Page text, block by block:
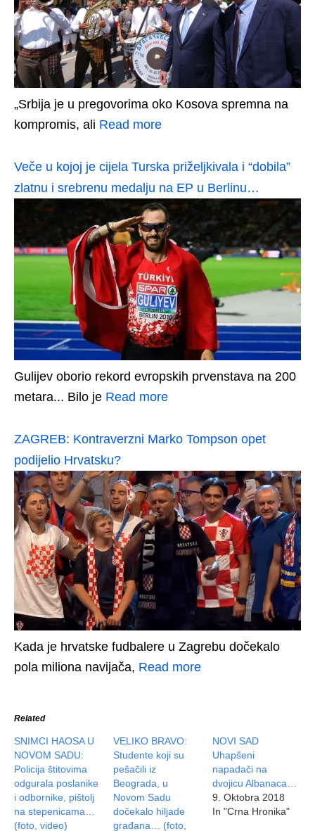
„Srbija je u pregovorima oko Kosova spremna na
kompromis, ali Read more
Veče u kojoj je cijela Turska priželjkivala i “dobila”
zlatnu i srebrenu medalju na EP u Berlinu…
Gulijev oborio rekord evropskih prvenstava na 200
metara... Bilo je Read more
ZAGREB: Kontraverzni Marko Tompson opet
podijelio Hrvatsku?
Kada je hrvatske fudbalere u Zagrebu dočekalo
pola miliona navijača, Read more
Related
SNIMCI HAOSA U
NOVOM SADU:
Policija štitovima
odgurala poslanike
i odbornike, pištolj
na stepenicama…
(foto, video)
VELIKO BRAVO:
Studente koji su
pešačili iz
Beograda, u
Novom Sadu
dočekalo hiljade
građana… (foto,
NOVI SAD
Uhapšeni
napadači na
dvojicu Albanaca…
9. Oktobra 2018
In "Crna Hronika"